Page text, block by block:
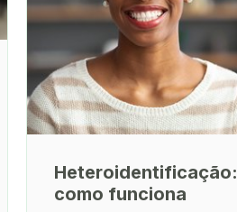
Heteroidentificação:
como funciona